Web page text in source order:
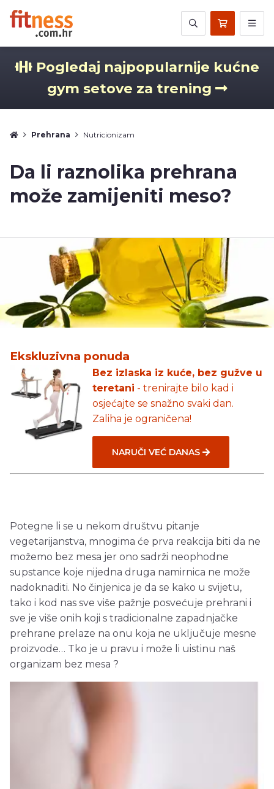
Pogledaj najpopularnije kućne
gym setove za trening
Prehrana Nutricionizam
Da li raznolika prehrana
može zamijeniti meso?
Ekskluzivna ponuda
Bez izlaska iz kuće, bez gužve u
teretani - trenirajte bilo kad i
osjećajte se snažno svaki dan.
Zaliha je ograničena!
NARUČI VEĆ DANAS
Potegne li se u nekom društvu pitanje
vegetarijanstva, mnogima će prva reakcija biti da ne
možemo bez mesa jer ono sadrži neophodne
supstance koje nijedna druga namirnica ne može
nadoknaditi. No činjenica je da se kako u svijetu,
tako i kod nas sve više pažnje posvećuje prehrani i
sve je više onih koji s tradicionalne zapadnjačke
prehrane prelaze na onu koja ne uključuje mesne
proizvode… Tko je u pravu i može li uistinu naš
organizam bez mesa ?